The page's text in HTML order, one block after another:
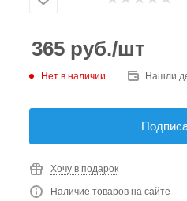
365 руб./шт
Нет в наличии Нашли
Хочу в подарок
Наличие товаров на сайте